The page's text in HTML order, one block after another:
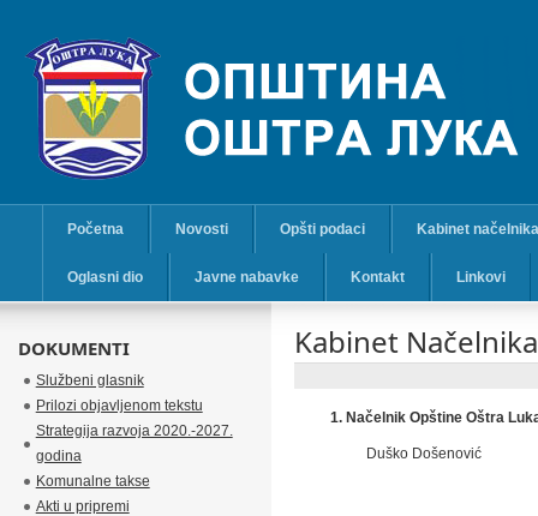
Početna Novosti Opšti podaci Kabinet načelnika
Oglasni dio Javne nabavke Kontakt Linkovi
Kabinet
1. Načelnik Opštine Oštra
Duško Došenović
DOKUMENTI
Službeni glasnik
Prilozi objavljenom tekstu
Strategija razvoja 2020.-2027.
godina
Komunalne takse
Akti u pripremi